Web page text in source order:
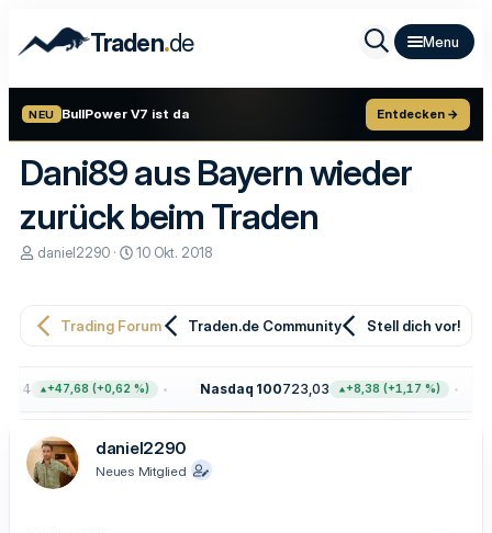
Traden.de
NEU BullPower V7 ist da Entdecken →
Dani89 aus Bayern wieder
zurück beim Traden
E
e
daniel2290
E
e
a
m
10 Okt. 2018
Trading Forum Traden.de Community Stell dich vor!
+47,68 (+0,62 %) Nasdaq 100723,03 +8,38 (+1,17 %)
daniel2290
Neues Mitglied